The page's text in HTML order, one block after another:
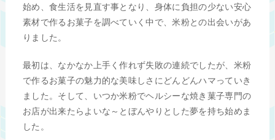
始め、食生活を見直す事となり、身体に負担の少ない安心
素材で作るお菓子を調べていく中で、米粉との出会いがあ
りました。
最初は、なかなか上手く作れず失敗の連続でしたが、米粉
で作るお菓子の魅力的な美味しさにどんどんハマっていき
ました。そして、いつか米粉でヘルシーな焼き菓子専門の
お店が出来たらよいな～とぼんやりとした夢を持ち始めま
した。